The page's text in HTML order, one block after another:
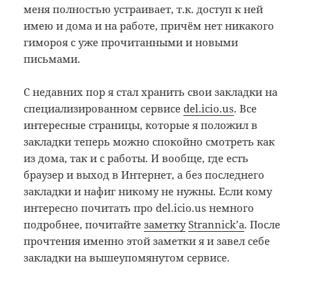
меня полностью устраивает, т.к. доступ к ней
имею и дома и на работе, причём нет никакого
гимороя с уже прочитанными и новыми
письмами.
С недавних пор я стал хранить свои закладки на
специализированном сервисеdel.icio.us. Все
интересные страницы, которые я положил в
закладки теперь можно спокойно смотреть как
из дома, так и с работы. И вообще, где есть
браузер и выход в Интернет, а без последнего
закладки и нафиг никому не нужны. Если кому
интересно почитать про del.icio.us немного
подробнее, почитайтезаметку Strannick’а. После
прочтения именно этой заметки я и завел себе
закладки на вышеупомянутом сервисе.